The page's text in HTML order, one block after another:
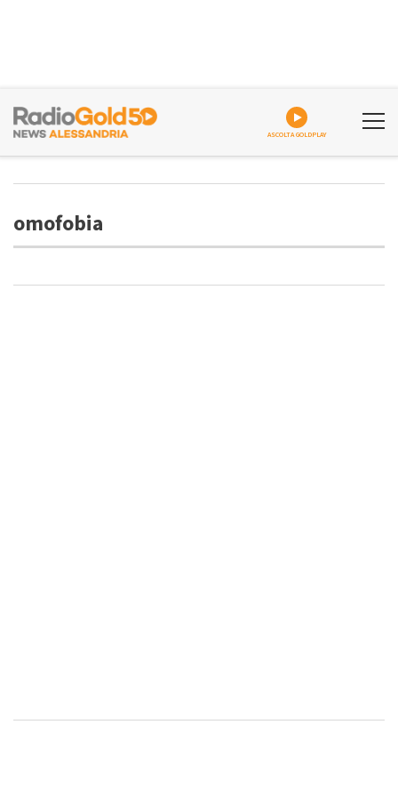
ASCOLTA GOLDPLAY
omofobia